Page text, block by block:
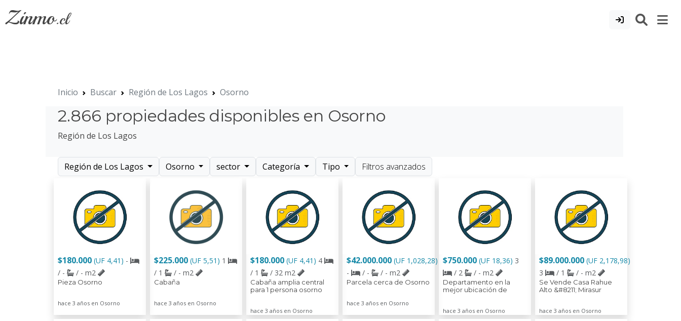
Zinmo.cl
Inicio Buscar Región de Los Lagos Osorno
2.866 propiedades disponibles en Osorno
Región de Los Lagos
Región de Los Lagos Osorno sector Categoría Tipo Filtros avanzados
$180.000 (UF 4,41) -
/ -
/ - m2
Pieza Osorno
hace 3 años en Osorno
$225.000 (UF 5,51) 1
/ 1
/ - m2
Cabaña
hace 3 años en Osorno
$180.000 (UF 4,41) 4
/ 1
/ 32 m2
Cabaña amplia central
para 1 persona osorno
hace 3 años en Osorno
$42.000.000 (UF 1,028,28)
-
/ - / - m2
Parcela cerca de Osorno
hace 3 años en Osorno
$750.000 (UF 18,36) 3
/ 2
/ - m2
Departamento en la
mejor ubicación de
hace 3 años en Osorno
$89.000.000 (UF 2,178,98)
3
/ 1 / - m2
Se Vende Casa Rahue
Alto &#8211; Mirasur
hace 3 años en Osorno